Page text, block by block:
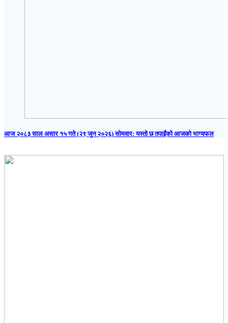
आज २०८३ साल असार १५ गते (२९ जुन २०२६) साेमवार: यस्तो छ तपाईंको आजको भाग्यफल